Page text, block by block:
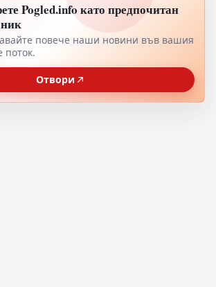
Pogled.info като предпочитан
повече наши новини във вашия
поток.
Отвори